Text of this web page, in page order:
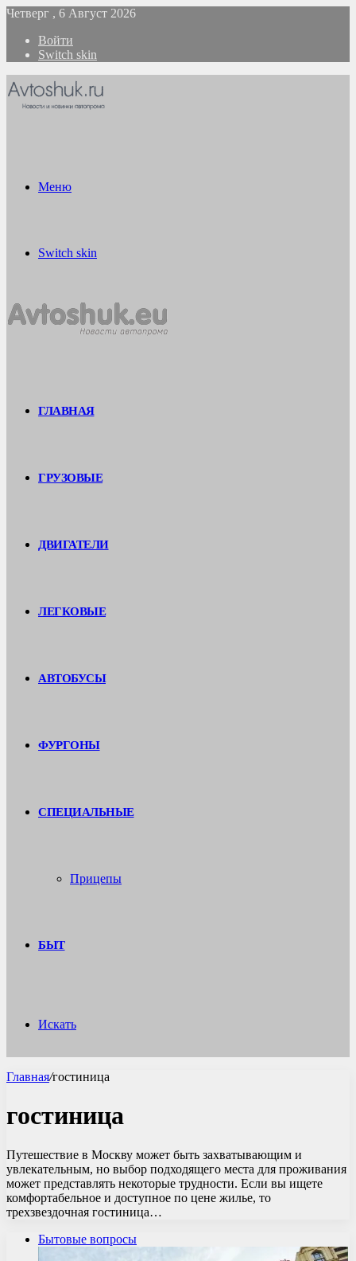
Четверг , 6 Август 2026
Войти
Switch skin
Меню
Switch skin
ГЛАВНАЯ
ГРУЗОВЫЕ
ДВИГАТЕЛИ
ЛЕГКОВЫЕ
АВТОБУСЫ
ФУРГОНЫ
СПЕЦИАЛЬНЫЕ
Прицепы
БЫТ
Искать
Главная/гостиница
гостиница
Путешествие в Москву может быть захватывающим и
увлекательным, но выбор подходящего места для проживания
может представлять некоторые трудности. Если вы ищете
комфортабельное и доступное по цене жилье, то
трехзвездочная гостиница…
Бытовые вопросы